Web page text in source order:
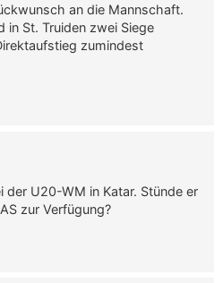
an die Mannschaft.
in St. Truiden zwei Siege
zumindest
der U20-WM in Katar. Stünde er
zur Verfügung?